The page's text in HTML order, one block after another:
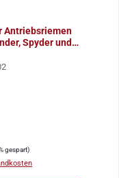
Antriebsriemen
Spyder und
gespart)